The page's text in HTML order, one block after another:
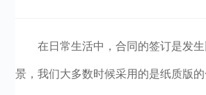
在日常生活中，合同的签订是发
景，我们大多数时候采用的是纸质版